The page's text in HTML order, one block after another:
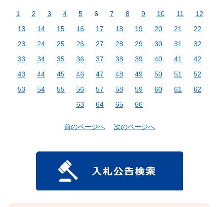
1 2 3 4 5 6 7 8 9 10 11
12
13
14 15 16 17 18 19 20 21
22
23
24 25 26 27 28 29 30 31
32
33
34 35 36 37 38 39 40 41
42
43
44 45 46 47 48 49 50 51
52
53
54 55 56 57 58 59 60 61
62
63
64 65 66
前のページへ 次のページへ